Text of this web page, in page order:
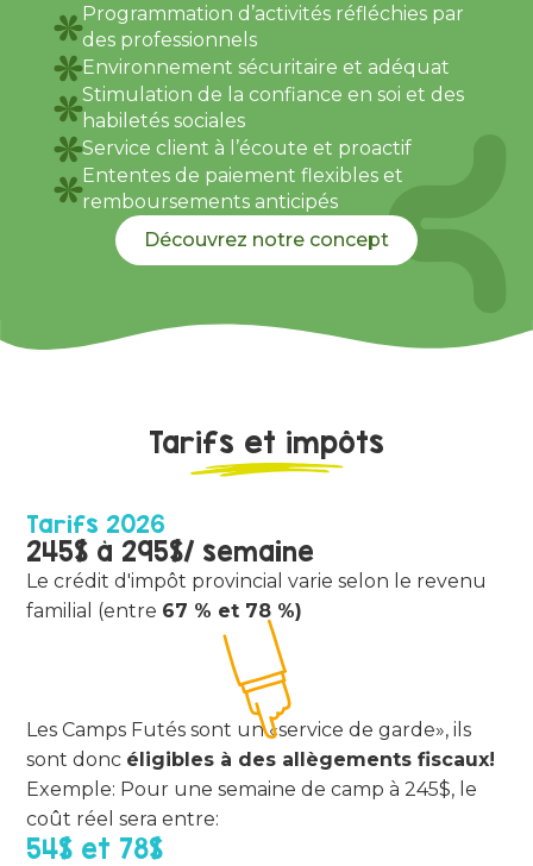
Programmation d’activités réfléchies par
des professionnels
Environnement sécuritaire et adéquat
Stimulation de la confiance en soi et des
habiletés sociales
Service client à l’écoute et proactif
Ententes de paiement flexibles et
remboursements anticipés
Découvrez notre concept
Tarifs et impôts
Tarifs 2026
245$ à 295$/ semaine
Le crédit d'impôt provincial varie selon le revenu
familial (entre 67 % et 78 %)
Les Camps Futés sont un «service de garde», ils
sont donc éligibles à des allègements fiscaux!
Exemple: Pour une semaine de camp à 245$, le
coût réel sera entre:
54$ et 78$